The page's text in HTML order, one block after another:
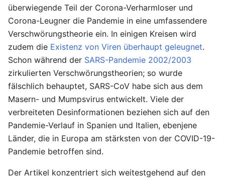
überwiegende Teil der Corona-Verharmloser und
Corona-Leugner die Pandemie in eine umfassendere
Verschwörungstheorie ein. In einigen Kreisen wird
zudem die Existenz von Viren überhaupt geleugnet.
Schon während der SARS-Pandemie 2002/2003
zirkulierten Verschwörungstheorien; so wurde
fälschlich behauptet, SARS-CoV habe sich aus dem
Masern- und Mumpsvirus entwickelt. Viele der
verbreiteten Desinformationen beziehen sich auf den
Pandemie-Verlauf in Spanien und Italien, ebenjene
Länder, die in Europa am stärksten von der COVID-19-
Pandemie betroffen sind.
Der Artikel konzentriert sich weitestgehend auf den